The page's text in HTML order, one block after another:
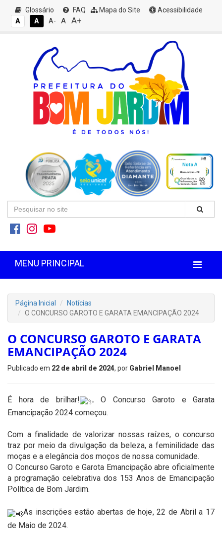
Glossário FAQ Mapa do Site
Acessibilidade
A
A A- A A+
MENU PRINCIPAL
Página Inicial
Notícias
O CONCURSO GAROTO E GARATA EMANCIPAÇÃO 2024
O CONCURSO GAROTO E GARATA
EMANCIPAÇÃO 2024
Publicado em 22 de abril de 2024, por Gabriel Manoel
É hora de brilhar!
O Concurso Garoto e Garata
Emancipação 2024 começou.
Com a finalidade de valorizar nossas raízes, o concurso
traz por meio da divulgação da beleza, a feminilidade das
moças e a elegância dos moços de nossa comunidade.
O Concurso Garoto e Garota Emancipação abre oficialmente
a programação celebrativa dos 153 Anos de Emancipação
Política de Bom Jardim.
As inscrições estão abertas de hoje, 22 de Abril a 17
de Maio de 2024.